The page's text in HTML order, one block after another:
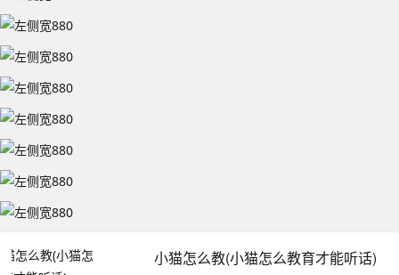
小猫怎么教(小猫怎么教育才能听话)